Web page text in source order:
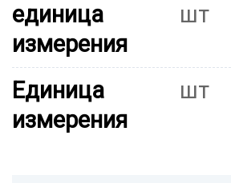
единица
измерения
шт
Единица
измерения
шт